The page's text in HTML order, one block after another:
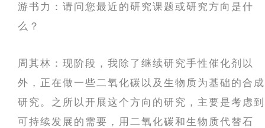
游书力：请问您最近的研究课题或研究方向是什
么？
周其林：现阶段，我除了继续研究手性催化剂以
外，正在做一些二氧化碳以及生物质为基础的合成
研究。之所以开展这个方向的研究，主要是考虑到
可持续发展的需要，用二氧化碳和生物质代替石